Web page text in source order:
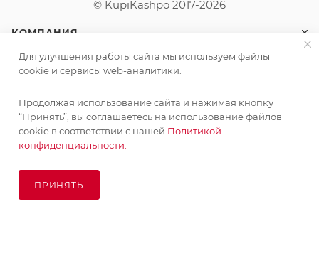
© KupiKashpo 2017-2026
КОМПАНИЯ
ИНФОРМАЦИЯ
ПОМОЩЬ
ПОДПИСАТЬСЯ НА РАССЫЛКУ
Для улучшения работы сайта мы используем файлы
cookie и сервисы web-аналитики.
Продолжая использование сайта и нажимая кнопку
“Принять”, вы соглашаетесь на использование файлов
cookie в соответствии с нашей Политикой
конфиденциальности.
ПРИНЯТЬ